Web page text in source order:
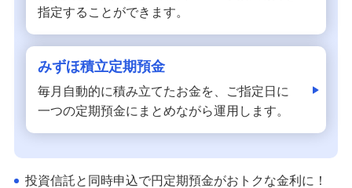
投資信託
外貨預金
みずほグローバル口座（マルチカレンシー口
指定することができます。
みずほ積立定期預金
毎月自動的に積み立てたお金を、ご指定日に
一つの定期預金にまとめながら運用します。
投資信託と同時申込で円定期預金がおトクな金利に！